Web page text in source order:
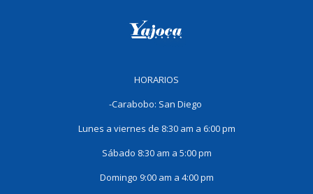
HORARIOS
-Carabobo: San Diego
Lunes a viernes de 8:30 am a 6:00 pm
Sábado 8:30 am a 5:00 pm
Domingo 9:00 am a 4:00 pm